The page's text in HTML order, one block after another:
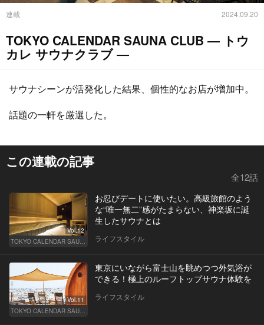
連載 2024.09.20
TOKYO CALENDAR SAUNA CLUB ― トウ
カレ サウナクラブ ―
サウナシーンが活発化した結果、個性的なお店が増加中。
話題の一軒を厳選した。
この連載の記事
全12話
Vol.12
お忍びデートに使いたい。高級旅館のよう
な“唯一無二”感がたまらない、神楽坂に誕
生したサウナとは
ライフスタイル
Vol.11
東京にいながら富士山を眺めつつ外気浴が
できる！極上のルーフトップサウナ体験を
ライフスタイル